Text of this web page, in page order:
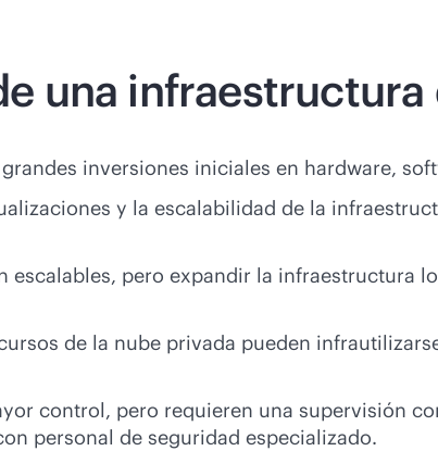
una
inversiones iniciales en hardware,
y la escalabilidad de la
escalables, pero expandir la infraestructura
de la nube privada pueden
control, pero requieren una supervisión
personal de seguridad especializado.